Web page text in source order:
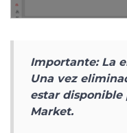
Importante: La
Una vez
estar disponible
Market.